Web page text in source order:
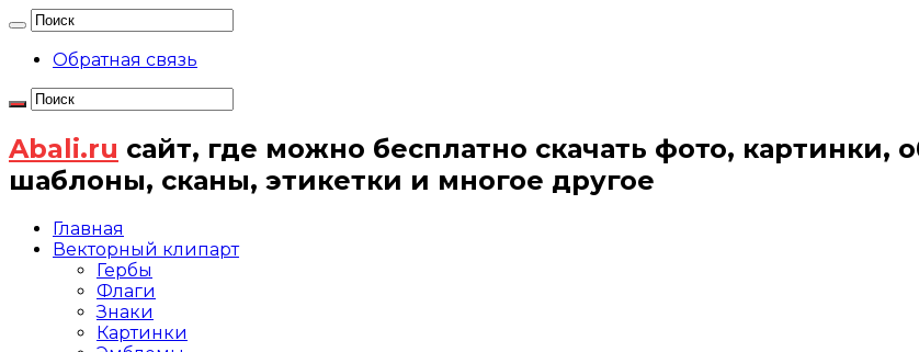
Обратная связь
Abali.ru сайт, где можно бесплатно скачать фото, картинки,
шаблоны, сканы, этикетки и многое другое
Главная
Векторный клипарт
Гербы
Флаги
Знаки
Картинки